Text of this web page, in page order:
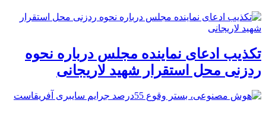
تکذیب ادعای نماینده مجلس درباره نحوه
ردزنی محل استقرار شهید لاریجانی